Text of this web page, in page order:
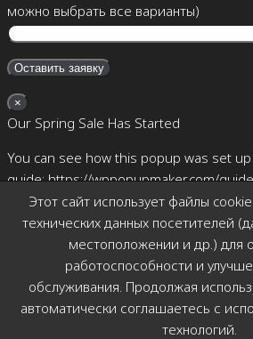
Этот сайт использует файлы
технических данных посетителей
местоположении и др.) для
работоспособности и
обслуживания. Продолжая
автоматически соглашаетесь с
технологий.
можно выбрать все варианты)
×
Our Spring Sale Has Started
You can see how this popup was set
guide: https://wppopupmaker.com/
announcement-popups/
Позвоните мне